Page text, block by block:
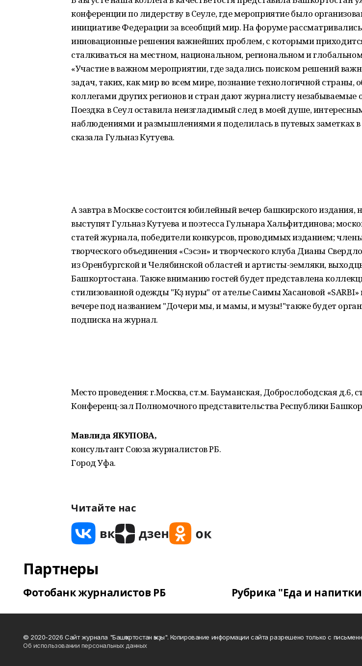
конференции по лидерству в Сеуле, где мероприятие было
инициативе Федерации за всеобщий мир. На форуме рассматривались
инновационные решения важнейших проблем, с которыми
сталкиваться на местном, национальном, региональном и
«Участие в важном мероприятии, где задались поиском решений
задач, таких, как мир во всем мире, познание технологичной страны,
коллегами других регионов и стран дают журналисту
Поездка в Сеул оставила неизгладимый след в моей душе,
наблюдениями и размышлениями я поделилась в путевых заметках в
сказала Гульназ Кутуева.
А завтра в Москве состоится юбилейный вечер башкирского издания,
выступят Гульназ Кутуева и поэтесса Гульнара Хальфитдинова;
статей журнала, победители конкурсов, проводимых изданием;
творческого объединения «Сэсэн» и творческого клуба Дианы
из Оренбургской и Челябинской областей и артисты-земляки,
Башкортостана. Также вниманию гостей будет представлена
стилизованной одежды "Күҙ нуры" от ателье Саимы Хасановой
вечере под названием "Дочери мы, и мамы, и музы!"также будет
подписка на журнал.
Место проведения: г.Москва, ст.м. Бауманская, Доброслободская д.6,
Конференц-зал Полномочного представительства Республики
Мавлида ЯКУПОВА,
консультант Союза журналистов РБ.
Город Уфа.
Читайте нас
Партнеры
Фотобанк журналистов РБ Рубрика "Еда и
© 2020-2026 Сайт журнала "Башҡортостан ҡыҙы". Копирование информации сайта разрешено только с
Об использовании персональных данных